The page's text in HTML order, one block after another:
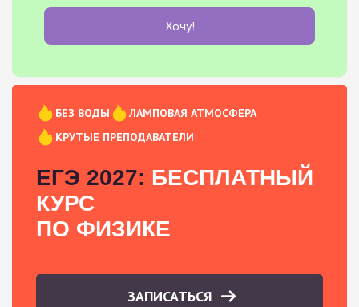
Хочу!
БЕЗ ВОДЫ
ЛАМПОВАЯ АТМОСФЕРА
КРУТЫЕ ПРЕПОДАВАТЕЛИ
ЕГЭ 2027: БЕСПЛАТНЫЙ
КУРС
ПО ФИЗИКЕ
ЗАПИСАТЬСЯ